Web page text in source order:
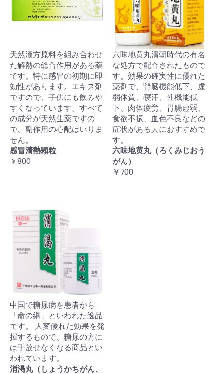
天然漢方原料を組み合わせ
た解熱の総合作用がある薬
です。特に感冒の初期に即
効性があります。エキス剤
ですので、子供にも飲みや
すくなっています。すべて
の成分が天然生薬ですの
で、副作用の心配はいりま
せん。
感冒清熱顆粒
￥800
六味地黄丸清朝時代の有名
な処方で配合されたもので
す。効果の確実性に優れた
薬剤で、腎臓機能低下、虚
弱体質、寝汗、性機能低
下、肉体疲労、胃腸虚弱、
食欲不振、血色不良などの
症状がある人におすすめで
す。
六味地黄丸（ろくみじおう
がん）
￥700
中国で糖尿病を患者から
「命の綱」といわれた逸品
です。 大変優れた効果を発
揮するもので、糖尿の方に
は手放せなくなる商品とい
われています。
消渇丸（しょうかちがん、